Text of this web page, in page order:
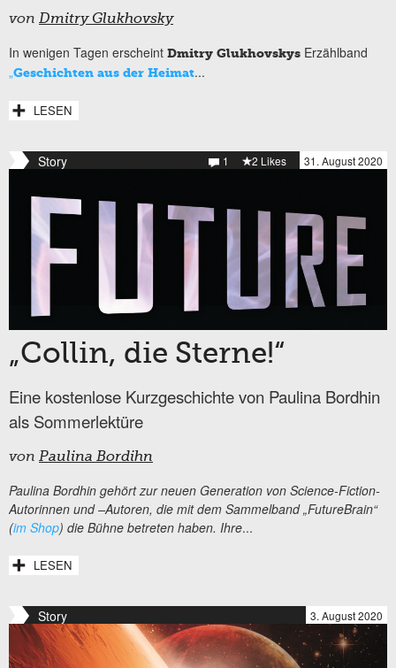
von Dmitry Glukhovsky
In wenigen Tagen erscheint Dmitry Glukhovskys Erzählband
„Geschichten aus der Heimat...
LESEN
Story 31. August 2020
2 Likes
1
„Collin, die Sterne!“
Eine kostenlose Kurzgeschichte von Paulina Bordhin
als Sommerlektüre
von Paulina Bordihn
Paulina Bordhin gehört zur neuen Generation von Science-Fiction-
Autorinnen und –Autoren, die mit dem Sammelband „FutureBrain“
(im Shop) die Bühne betreten haben. Ihre...
LESEN
Story 3. August 2020